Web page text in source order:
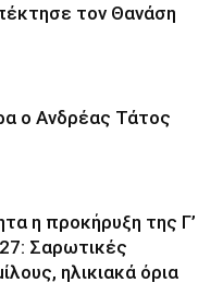
τον Θανάση
ο Ανδρέας Τάτος
η προκήρυξη της Γ’
Σαρωτικές
ηλικιακά όρια